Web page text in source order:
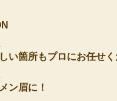
い箇所もプロにお任せく
ン眉に！